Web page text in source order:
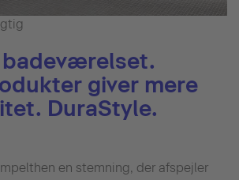
badeværelset.
giver mere
DuraStyle.
en stemning, der afspejler